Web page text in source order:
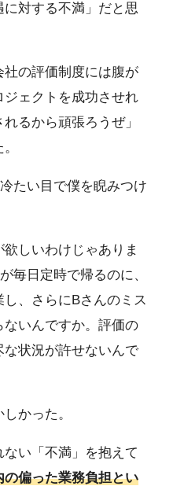
対する不満」だと思
の評価制度には腹が
ェクトを成功させれ
るから頑張ろうぜ」
たい目で僕を睨みつけ
欲しいわけじゃありま
毎日定時で帰るのに、
、さらにBさんのミス
ないんですか。評価の
状況が許せないんで
かった。
い「不満」を抱えて
の偏った業務負担とい